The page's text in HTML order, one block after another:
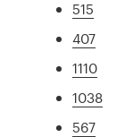
515
407
1110
1038
567